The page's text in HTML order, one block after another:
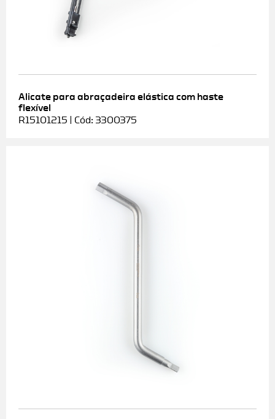
Alicate para abraçadeira elástica com haste
flexível
R15101215 | Cód: 3300375